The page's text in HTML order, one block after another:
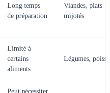
Long temps
de préparation
Viandes, plats
mijotés
Limité à
certains
aliments
Légumes,
Peut nécessiter